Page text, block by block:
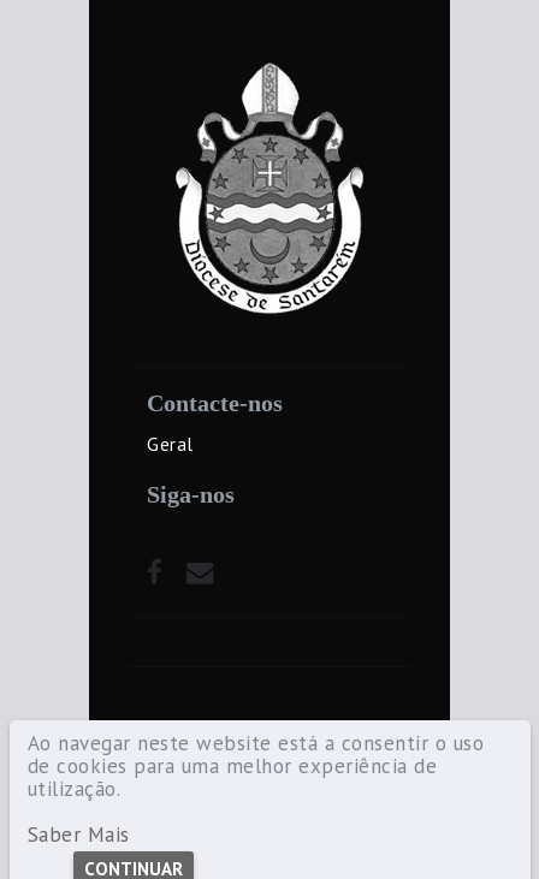
Ao navegar neste website está a consentir o uso
de cookies para uma melhor experiência de
utilização.
Saber Mais
CONTINUAR
Contacte-nos
Geral
Siga-nos
©2021 Diocese de Santarém — Todos os
direitos reservados.